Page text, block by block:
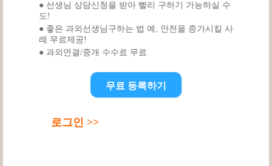
● 선생님 상담신청을 받아 빨리 구하기 가능하실 수
도!
● 좋은 과외선생님구하는 법 예, 안전을 증가시킬 사
례 무료제공!
● 과외연결/중개 수수료 무료
무료 등록하기
로그인 >>